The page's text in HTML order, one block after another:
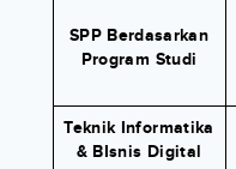
SPP Berdasarkan
Program Studi
Teknik Informatika
& BIsnis Digital